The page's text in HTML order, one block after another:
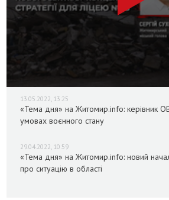
13.05.2022, 13:25
«Тема дня» на Житомир.info: керівник
умовах воєнного стану
29.04.2022, 10:59
«Тема дня» на Житомир.info: новий
про ситуацію в області